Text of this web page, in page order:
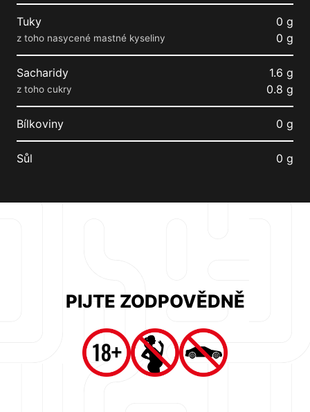
Tuky 0 g
z toho nasycené mastné kyseliny 0 g
Sacharidy 1.6 g
z toho cukry 0.8 g
Bílkoviny 0 g
Sůl 0 g
PIJTE ZODPOVĚDNĚ